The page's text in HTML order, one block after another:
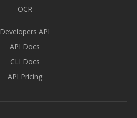
OCR
Developers API
API Docs
CLI Docs
API Pricing